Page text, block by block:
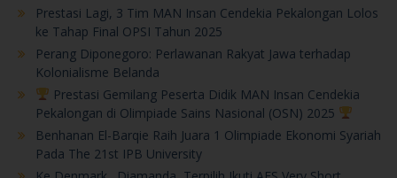
Prestasi Lagi, 3 Tim MAN Insan Cendekia Pekalongan Lolos
ke Tahap Final OPSI Tahun 2025
Perang Diponegoro: Perlawanan Rakyat Jawa terhadap
Kolonialisme Belanda
Prestasi Gemilang Peserta Didik MAN Insan Cendekia
Pekalongan di Olimpiade Sains Nasional (OSN) 2025
Benhanan El-Barqie Raih Juara 1 Olimpiade Ekonomi Syariah
Pada The 21st IPB University